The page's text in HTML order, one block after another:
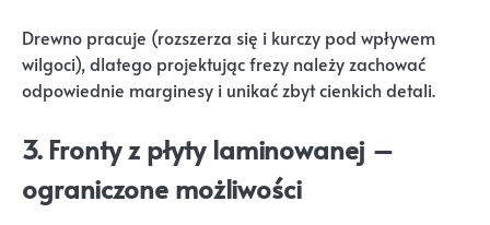
Drewno pracuje (rozszerza się i kurczy pod wpływem
wilgoci), dlatego projektując frezy należy zachować
odpowiednie marginesy i unikać zbyt cienkich detali.
3.Fronty z płyty laminowanej –
ograniczone możliwości